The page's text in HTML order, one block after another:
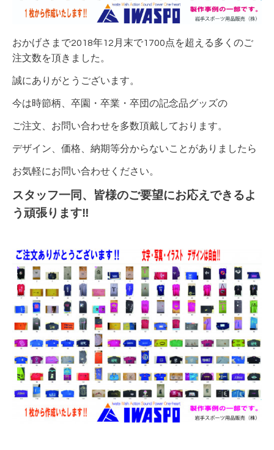
おかげさまで2018年12月末で1700点を超える多くのご
注文数を頂きました。
誠にありがとうございます。
今は時節柄、卒園・卒業・卒団の記念品グッズの
ご注文、お問い合わせを多数頂戴しております。
デザイン、価格、納期等分からないことがありましたら
お気軽にお問い合わせください。
スタッフ一同、皆様のご要望にお応えできるよ
う頑張ります‼